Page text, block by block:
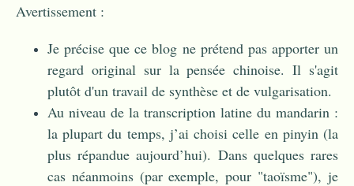
Avertissement :
Je précise que ce blog ne prétend pas apporter un
regard original sur la pensée chinoise. Il s'agit
plutôt d'un travail de synthèse et de vulgarisation.
Au niveau de la transcription latine du mandarin :
la plupart du temps, j’ai choisi celle en pinyin (la
plus répandue aujourd’hui). Dans quelques rares
cas néanmoins (par exemple, pour "taoïsme"), je